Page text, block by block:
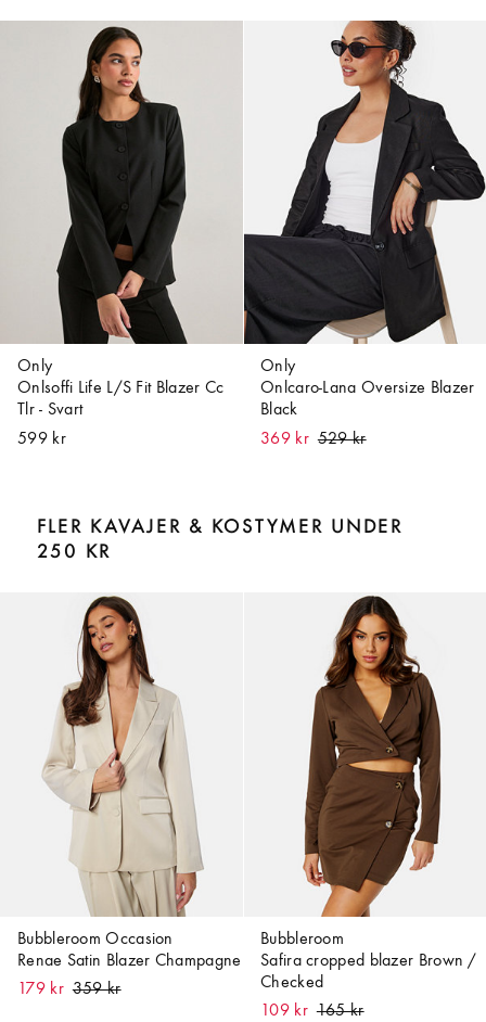
Only
Onlsoffi Life L/S Fit Blazer Cc
Tlr - Svart
599 kr
Only
Onlcaro-Lana Oversize Blazer
Black
369 kr
FLER KAVAJER & KOSTYMER UNDER
250 KR
Bubbleroom Occasion
Renae Satin Blazer Champagne
179 kr
Bubbleroom
Safira cropped blazer Brown /
Checked
109 kr